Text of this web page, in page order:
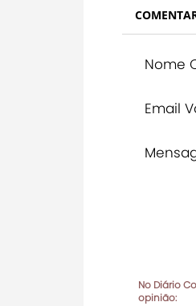
Nome
Email
No Diário
opinião: